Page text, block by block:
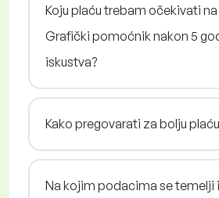
Koju plaću trebam očekivati
Grafički pomoćnik nakon 5
iskustva?
Kako pregovarati za bolju
Na kojim podacima se temelji